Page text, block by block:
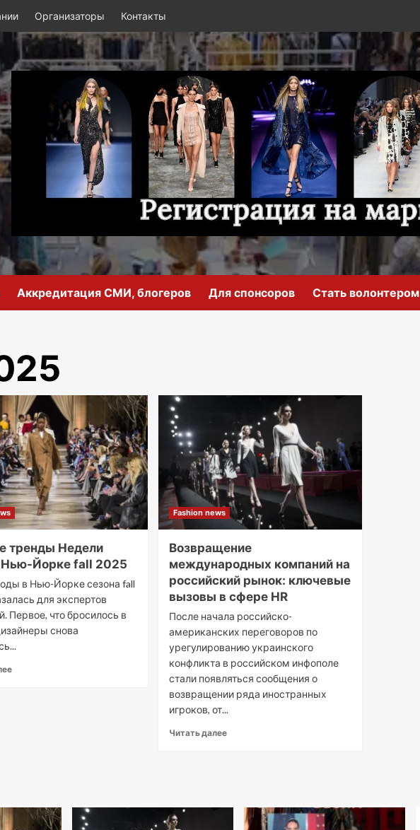
Организаторы Контакты
Аккредитация СМИ, блогеров Для спонсоров Стать волонтером
тренды Недели
Йорке fall 2025
в Нью-Йорке сезона fall
для экспертов
Первое, что бросилось в
снова
Fashion news
Возвращение
международных компаний на
российский рынок: ключевые
вызовы в сфере HR
После начала российско-
американских переговоров по
урегулированию украинского
конфликта в российском инфополе
стали появляться сообщения о
возвращении ряда иностранных
игроков, от...
Читать далее